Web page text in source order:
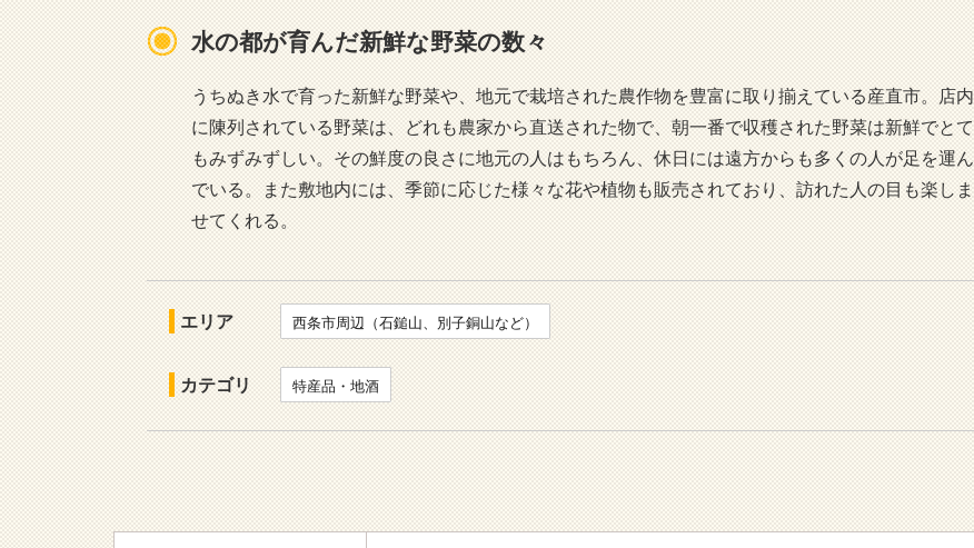
水の都が育んだ新鮮な野菜の数々
うちぬき水で育った新鮮な野菜や、地元で栽培された農作物を豊富に取り揃えている産直市。店内
に陳列されている野菜は、どれも農家から直送された物で、朝一番で収穫された野菜は新鮮でとて
もみずみずしい。その鮮度の良さに地元の人はもちろん、休日には遠方からも多くの人が足を運ん
でいる。また敷地内には、季節に応じた様々な花や植物も販売されており、訪れた人の目も楽しま
せてくれる。
エリア 西条市周辺（石鎚山、別子銅山など）
カテゴリ 特産品・地酒